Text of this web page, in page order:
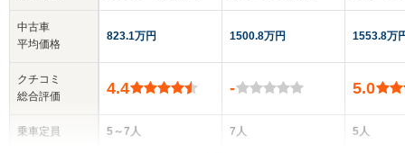
中古車
平均価格
クチコミ
総合評価
乗車定員
823.1万円
4.4
5～7人
1500.8万円
-
7人
1553.8万
5.0
5人